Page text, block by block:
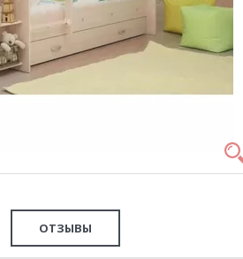
ОТЗЫВЫ